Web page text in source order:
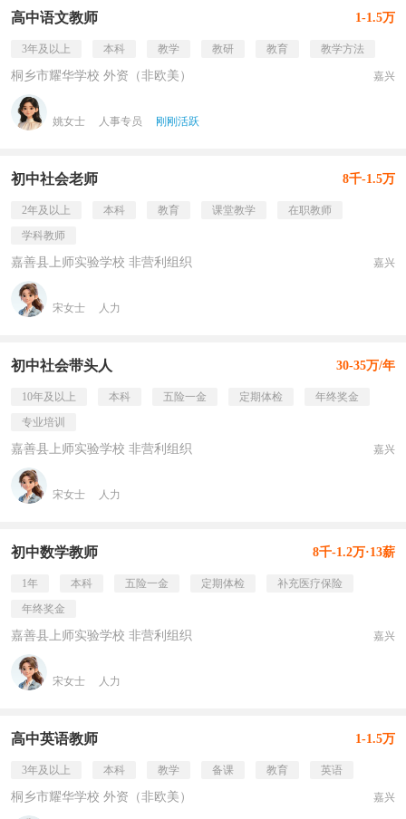
高中语文教师 1-1.5万
3年及以上 本科 教学 教研 教育 教学方法
桐乡市耀华学校 外资（非欧美） 嘉兴
姚女士 人事专员 刚刚活跃
初中社会老师 8千-1.5万
2年及以上 本科 教育 课堂教学
在职教师
学科教师
嘉善县上师实验学校 非营利组织 嘉兴
宋女士 人力
初中社会带头人 30-35万/年
10年及以上 本科 五险一金 定期体检
年终奖金
专业培训
嘉善县上师实验学校 非营利组织 嘉兴
宋女士 人力
初中数学教师 8千-1.2万·13薪
1年 本科 五险一金 定期体检
补充医疗保险
年终奖金
嘉善县上师实验学校 非营利组织 嘉兴
宋女士 人力
高中英语教师 1-1.5万
3年及以上 本科 教学 备课 教育 英语
桐乡市耀华学校 外资（非欧美） 嘉兴